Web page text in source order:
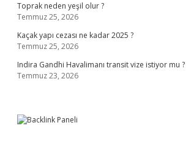
Toprak neden yeşil olur ?
Temmuz 25, 2026
Kaçak yapı cezası ne kadar 2025 ?
Temmuz 25, 2026
Indira Gandhi Havalimanı transit vize istiyor mu ?
Temmuz 23, 2026